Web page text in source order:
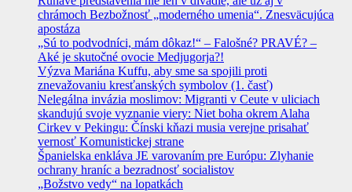
chrámoch Bezbožnosť „moderného umenia“. Znesväcujúca
apostáza
„Sú to podvodníci, mám dôkaz!“ – Falošné? PRAVÉ? –
Aké je skutočné ovocie Medjugorja?!
Výzva Mariána Kuffu, aby sme sa spojili proti
znevažovaniu kresťanských symbolov (1. časť)
Nelegálna invázia moslimov: Migranti v Ceute v uliciach
skandujú svoje vyznanie viery: Niet boha okrem Alaha
Cirkev v Pekingu: Čínski kňazi musia verejne prisahať
vernosť Komunistickej strane
Španielska enkláva JE varovaním pre Európu: Zlyhanie
ochrany hraníc a bezradnosť socialistov
„Božstvo vedy“ na lopatkách